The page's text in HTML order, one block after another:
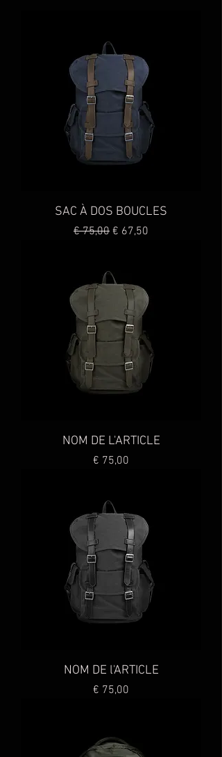
SAC À DOS BOUCLES
Preço normal
€ 75,00 Preço promocional
€ 67,50
NOM DE L'ARTICLE
Preço
€ 75,00
NOM DE l'ARTICLE
Preço
€ 75,00